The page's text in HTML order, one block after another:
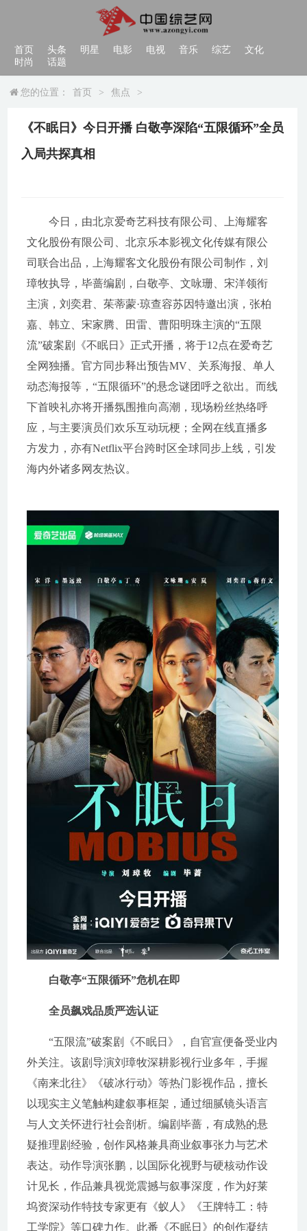
首页 头条 明星 电影 电视 音乐 综艺
文化
时尚
话题
您的位置： 首页 > 焦点 >
《不眠日》今日开播 白敬亭深陷“五限循环”全员
入局共探真相
今日，由北京爱奇艺科技有限公司、上海耀客
文化股份有限公司、北京乐本影视文化传媒有限公
司联合出品，上海耀客文化股份有限公司制作，刘
璋牧执导，毕蔷编剧，白敬亭、文咏珊、宋洋领衔
主演，刘奕君、茱蒂蒙·琼查容苏因特邀出演，张柏
嘉、韩立、宋家腾、田雷、曹阳明珠主演的“五限
流”破案剧《不眠日》正式开播，将于12点在爱奇艺
全网独播。官方同步释出预告MV、关系海报、单人
动态海报等，“五限循环”的悬念谜团呼之欲出。而线
下首映礼亦将开播氛围推向高潮，现场粉丝热络呼
应，与主要演员们欢乐互动玩梗；全网在线直播多
方发力，亦有Netflix平台跨时区全球同步上线，引发
海内外诸多网友热议。
白敬亭“五限循环”危机在即
全员飙戏品质严选认证
“五限流”破案剧《不眠日》，自官宣便备受业内
外关注。该剧导演刘璋牧深耕影视行业多年，手握
《南来北往》《破冰行动》等热门影视作品，擅长
以现实主义笔触构建叙事框架，通过细腻镜头语言
与人文关怀进行社会剖析。编剧毕蔷，有成熟的悬
疑推理剧经验，创作风格兼具商业叙事张力与艺术
表达。动作导演张鹏，以国际化视野与硬核动作设
计见长，作品兼具视觉震撼与叙事深度，作为好莱
坞资深动作特技专家更有《蚁人》《王牌特工：特
工学院》等口碑力作。此番《不眠日》的创作凝结